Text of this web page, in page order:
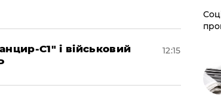
С1" і військовий
12:15